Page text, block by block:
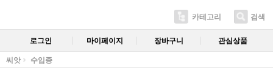
카테고리 검색
로그인 마이페이지 장바구니 관심상품
씨앗 수입종